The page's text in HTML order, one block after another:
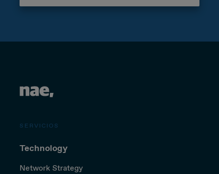
SERVICIOS
Technology
Network Strategy